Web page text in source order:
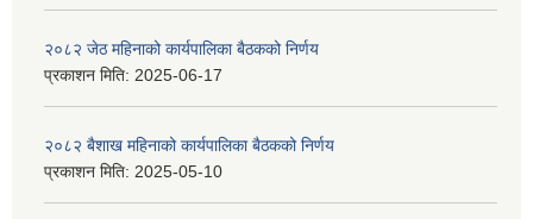
२०८२ जेठ महिनाको कार्यपालिका बैठकको निर्णय
प्रकाशन मिति: 2025-06-17
२०८२ बैशाख महिनाको कार्यपालिका बैठकको निर्णय
प्रकाशन मिति: 2025-05-10